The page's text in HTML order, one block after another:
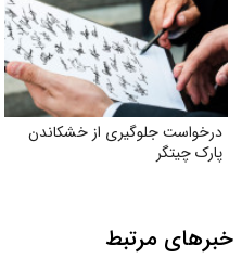
درخواست جلوگیری از خشکاندن
پارک چیتگر
خبرهای مرتبط